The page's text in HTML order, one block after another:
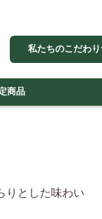
私たちのこだわり
商品
とした味わい